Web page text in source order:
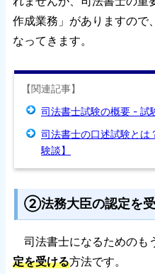
作成業務」がありますので
なってきます。
【関連記事】
司法書士試験の概要 - 試
司法書士の口述試験とは
験談】
②法務大臣の認定を
司法書士になるためのも
定を受ける方法です。